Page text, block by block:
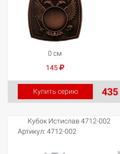
0 см
145
Купить серию 435
Кубок Истислав 4712-002
Артикул: 4712-002